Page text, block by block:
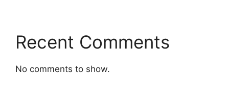
Recent Comments
No comments to show.